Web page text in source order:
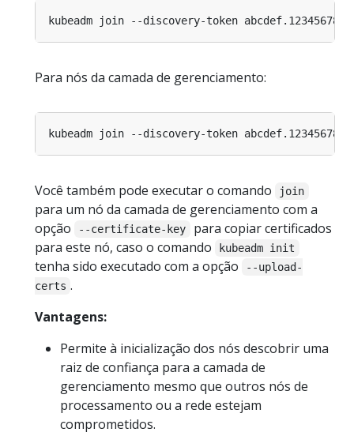
Para nós da camada de gerenciamento:
Você também pode executar o comando join
para um nó da camada de gerenciamento com a
opção
--certificate-key
para copiar certificados
para este nó, caso o comando
kubeadm init
tenha sido executado com a opção
--upload-
certs .
Vantagens:
Permite à inicialização dos nós descobrir uma
raiz de confiança para a camada de
gerenciamento mesmo que outros nós de
processamento ou a rede estejam
comprometidos.